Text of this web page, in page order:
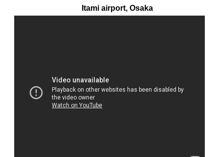
Itami airport, Osaka